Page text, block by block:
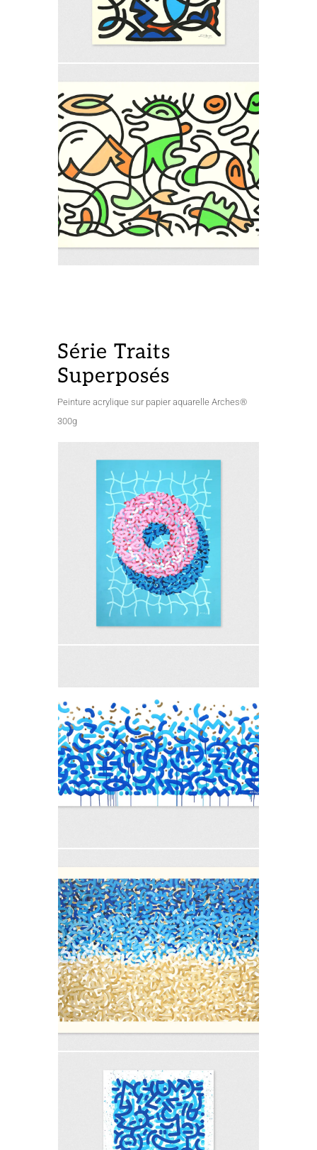
Série Traits
Superposés
Peinture acrylique sur papier aquarelle Arches®
300g